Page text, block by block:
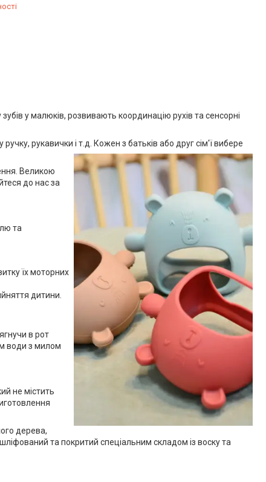
20-70
у малюків, розвивають координацію рухів та сенсорні
рукавички і т.д. Кожен з батьків або друг сім'ї вибере
Великою
до нас за
та
їх моторних
дитини.
в рот
води з милом
не містить
дерева,
та покритий спеціальним складом із воску та